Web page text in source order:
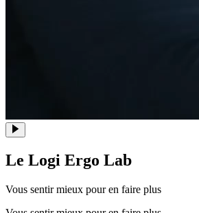
Le Logi Ergo Lab
Vous sentir mieux pour en faire plus